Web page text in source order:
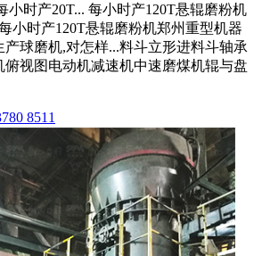
小时产20T... 每小时产120T悬辊磨粉机
小时产120T悬辊磨粉机郑州重型机器
产球磨机,对怎样...料斗立形进料斗轴承
俯视图电动机减速机中速磨煤机辊与盘
8511